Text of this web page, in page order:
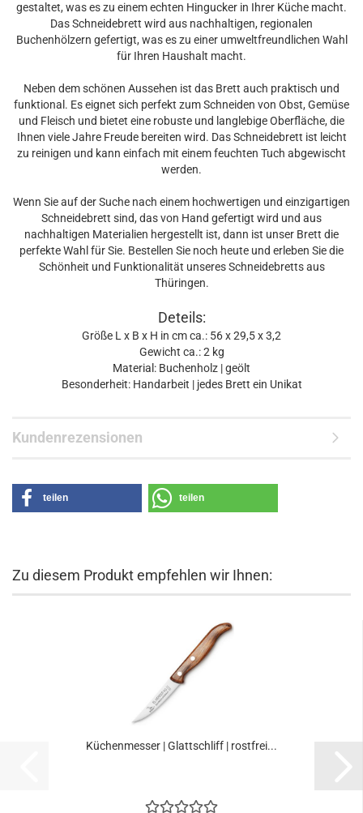
gestaltet, was es zu einem echten Hingucker in Ihrer Küche macht.
Das Schneidebrett wird aus nachhaltigen, regionalen
Buchenhölzern gefertigt, was es zu einer umweltfreundlichen Wahl
für Ihren Haushalt macht.
Neben dem schönen Aussehen ist das Brett auch praktisch und
funktional. Es eignet sich perfekt zum Schneiden von Obst, Gemüse
und Fleisch und bietet eine robuste und langlebige Oberfläche, die
Ihnen viele Jahre Freude bereiten wird. Das Schneidebrett ist leicht
zu reinigen und kann einfach mit einem feuchten Tuch abgewischt
werden.
Wenn Sie auf der Suche nach einem hochwertigen und einzigartigen
Schneidebrett sind, das von Hand gefertigt wird und aus
nachhaltigen Materialien hergestellt ist, dann ist unser Brett die
perfekte Wahl für Sie. Bestellen Sie noch heute und erleben Sie die
Schönheit und Funktionalität unseres Schneidebretts aus
Thüringen.
Deteils:
Größe L x B x H in cm ca.: 56 x 29,5 x 3,2
Gewicht ca.: 2 kg
Material: Buchenholz | geölt
Besonderheit: Handarbeit | jedes Brett ein Unikat
Kundenrezensionen
teilen teilen
Zu diesem Produkt empfehlen wir Ihnen:
Küchenmesser | Glattschliff | rostfrei...